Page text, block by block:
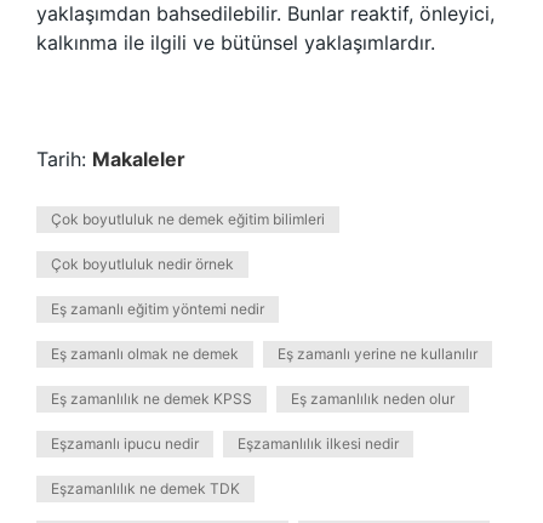
yaklaşımdan bahsedilebilir. Bunlar reaktif, önleyici,
kalkınma ile ilgili ve bütünsel yaklaşımlardır.
Tarih: Makaleler
Çok boyutluluk ne demek eğitim bilimleri
Çok boyutluluk nedir örnek
Eş zamanlı eğitim yöntemi nedir
Eş zamanlı olmak ne demek Eş zamanlı yerine ne kullanılır
Eş zamanlılık ne demek KPSS Eş zamanlılık neden olur
Eşzamanlı ipucu nedir Eşzamanlılık ilkesi nedir
Eşzamanlılık ne demek TDK